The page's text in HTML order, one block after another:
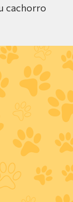
cachorro